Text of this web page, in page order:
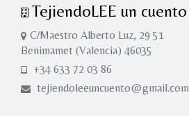
TejiendoLEE un cuento
C/Maestro Alberto Luz, 29 51
Benimamet (Valencia) 46035
+34 633 72 03 86
tejiendoleeuncuento@gmail.com